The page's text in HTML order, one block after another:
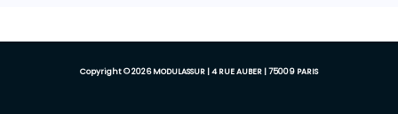
Copyright © 2026 MODULASSUR | 4 RUE AUBER | 75009 PARIS